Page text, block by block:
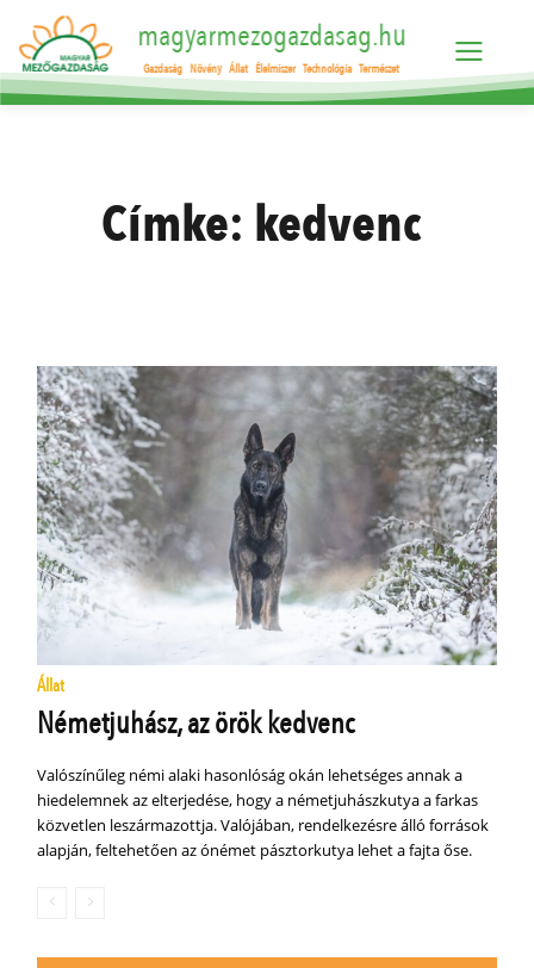
magyarmezogazdasag.hu
Gazdaság Növény Állat Élelmiszer Technológia Természet
Címke: kedvenc
Állat
Németjuhász, az örök kedvenc
Valószínűleg némi alaki hasonlóság okán lehetséges annak a
hiedelemnek az elterjedése, hogy a németjuhászkutya a farkas
közvetlen leszármazottja. Valójában, rendelkezésre álló források
alapján, feltehetően az ónémet pásztorkutya lehet a fajta őse.